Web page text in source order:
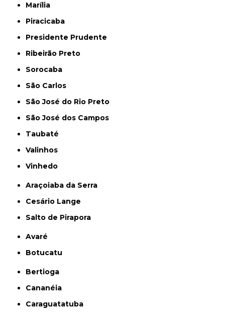
Marília
Piracicaba
Presidente Prudente
Ribeirão Preto
Sorocaba
São Carlos
São José do Rio Preto
São José dos Campos
Taubaté
Valinhos
Vinhedo
Araçoiaba da Serra
Cesário Lange
Salto de Pirapora
Avaré
Botucatu
Bertioga
Cananéia
Caraguatatuba